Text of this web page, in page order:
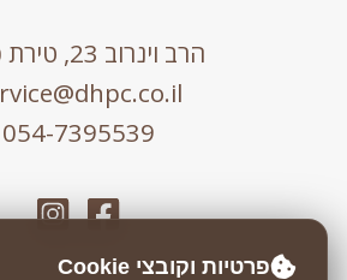
הרב וינרוב 23, טירת כרמל
054-7395539
פרטיות וקובצי Cookie